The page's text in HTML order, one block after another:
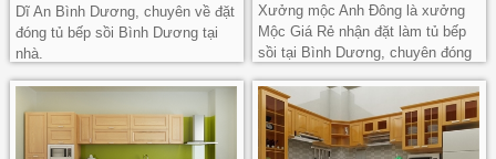
Dĩ An Bình Dương, chuyên về đặt
đóng tủ bếp sồi Bình Dương tại
nhà.
Xưởng mộc Anh Đông là xưởng
Mộc Giá Rẻ nhận đặt làm tủ bếp
sồi tại Bình Dương, chuyên đóng